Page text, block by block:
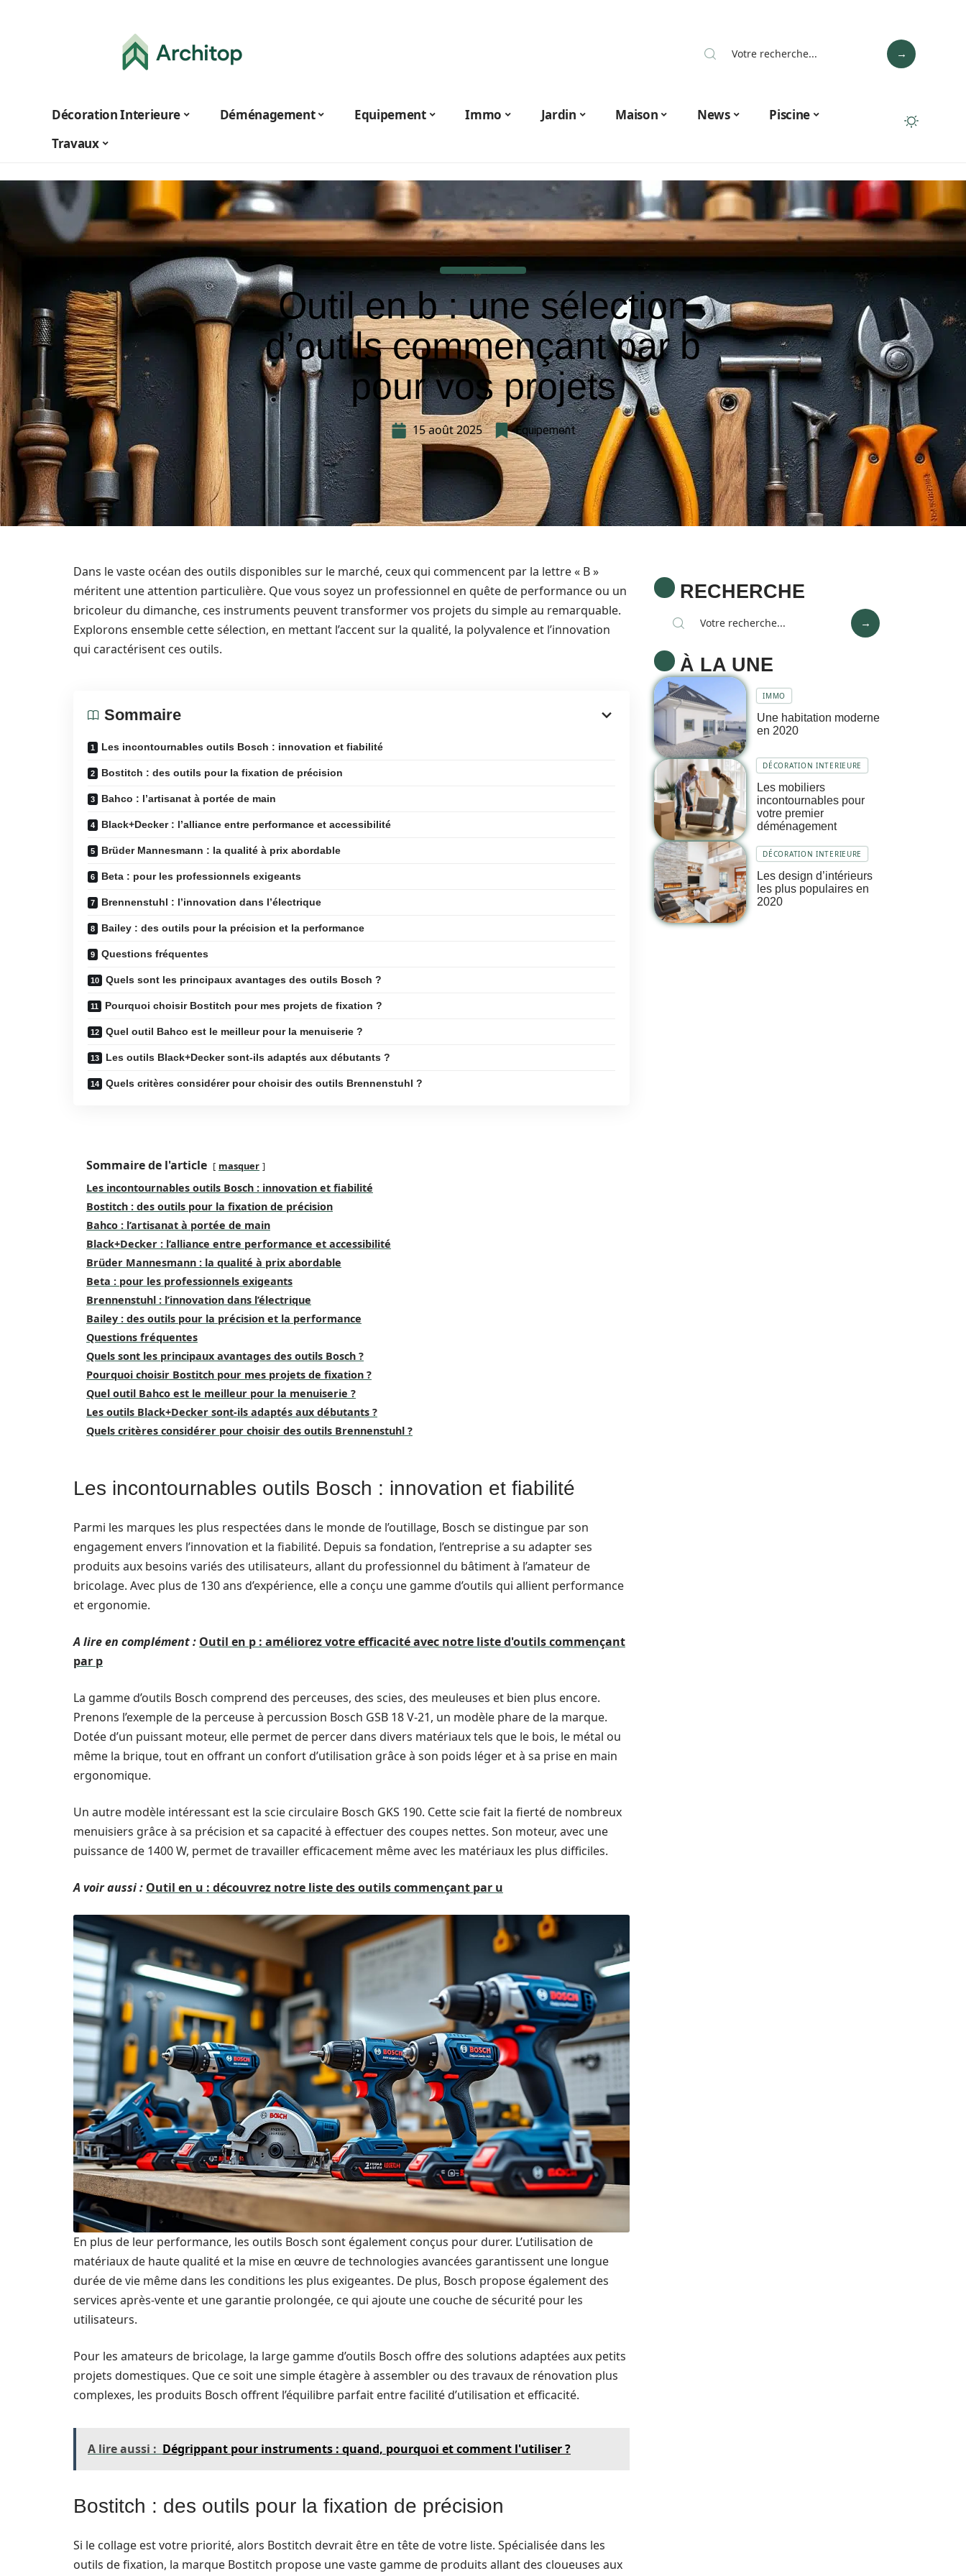
Décoration Interieure Déménagement Equipement Immo Jardin Maison News
Piscine
Travaux
Outil en b : une sélection
d’outils commençant par b
pour vos projets
15 août 2025 Equipement
Dans le vaste océan des outils disponibles sur le marché, ceux qui commencent par la lettre « B »
méritent une attention particulière. Que vous soyez un professionnel en quête de performance ou un
bricoleur du dimanche, ces instruments peuvent transformer vos projets du simple au remarquable.
Explorons ensemble cette sélection, en mettant l’accent sur la qualité, la polyvalence et l’innovation
qui caractérisent ces outils.
Sommaire
Les incontournables outils Bosch : innovation et fiabilité
Bostitch : des outils pour la fixation de précision
Bahco : l’artisanat à portée de main
Black+Decker : l’alliance entre performance et accessibilité
Brüder Mannesmann : la qualité à prix abordable
Beta : pour les professionnels exigeants
Brennenstuhl : l’innovation dans l’électrique
Bailey : des outils pour la précision et la performance
Questions fréquentes
Quels sont les principaux avantages des outils Bosch ?
Pourquoi choisir Bostitch pour mes projets de fixation ?
Quel outil Bahco est le meilleur pour la menuiserie ?
Les outils Black+Decker sont-ils adaptés aux débutants ?
Quels critères considérer pour choisir des outils Brennenstuhl ?
Sommaire de l'article masquer
Les incontournables outils Bosch : innovation et fiabilité
Bostitch : des outils pour la fixation de précision
Bahco : l’artisanat à portée de main
Black+Decker : l’alliance entre performance et accessibilité
Brüder Mannesmann : la qualité à prix abordable
Beta : pour les professionnels exigeants
Brennenstuhl : l’innovation dans l’électrique
Bailey : des outils pour la précision et la performance
Questions fréquentes
Quels sont les principaux avantages des outils Bosch ?
Pourquoi choisir Bostitch pour mes projets de fixation ?
Quel outil Bahco est le meilleur pour la menuiserie ?
Les outils Black+Decker sont-ils adaptés aux débutants ?
Quels critères considérer pour choisir des outils Brennenstuhl ?
Les incontournables outils Bosch : innovation et fiabilité
Parmi les marques les plus respectées dans le monde de l’outillage, Bosch se distingue par son
engagement envers l’innovation et la fiabilité. Depuis sa fondation, l’entreprise a su adapter ses
produits aux besoins variés des utilisateurs, allant du professionnel du bâtiment à l’amateur de
bricolage. Avec plus de 130 ans d’expérience, elle a conçu une gamme d’outils qui allient performance
et ergonomie.
A lire en complément : Outil en p : améliorez votre efficacité avec notre liste d'outils commençant
par p
La gamme d’outils Bosch comprend des perceuses, des scies, des meuleuses et bien plus encore.
Prenons l’exemple de la perceuse à percussion Bosch GSB 18 V-21, un modèle phare de la marque.
Dotée d’un puissant moteur, elle permet de percer dans divers matériaux tels que le bois, le métal ou
même la brique, tout en offrant un confort d’utilisation grâce à son poids léger et à sa prise en main
ergonomique.
Un autre modèle intéressant est la scie circulaire Bosch GKS 190. Cette scie fait la fierté de nombreux
menuisiers grâce à sa précision et sa capacité à effectuer des coupes nettes. Son moteur, avec une
puissance de 1400 W, permet de travailler efficacement même avec les matériaux les plus difficiles.
A voir aussi : Outil en u : découvrez notre liste des outils commençant par u
En plus de leur performance, les outils Bosch sont également conçus pour durer. L’utilisation de
matériaux de haute qualité et la mise en œuvre de technologies avancées garantissent une longue
durée de vie même dans les conditions les plus exigeantes. De plus, Bosch propose également des
services après-vente et une garantie prolongée, ce qui ajoute une couche de sécurité pour les
utilisateurs.
Pour les amateurs de bricolage, la large gamme d’outils Bosch offre des solutions adaptées aux petits
projets domestiques. Que ce soit une simple étagère à assembler ou des travaux de rénovation plus
complexes, les produits Bosch offrent l’équilibre parfait entre facilité d’utilisation et efficacité.
A lire aussi : Dégrippant pour instruments : quand, pourquoi et comment l'utiliser ?
Bostitch : des outils pour la fixation de précision
Si le collage est votre priorité, alors Bostitch devrait être en tête de votre liste. Spécialisée dans les
outils de fixation, la marque Bostitch propose une vaste gamme de produits allant des cloueuses aux
RECHERCHE
À LA UNE
IMMO
Une habitation moderne
en 2020
DÉCORATION INTERIEURE
Les mobiliers
incontournables pour
votre premier
déménagement
DÉCORATION INTERIEURE
Les design d’intérieurs
les plus populaires en
2020